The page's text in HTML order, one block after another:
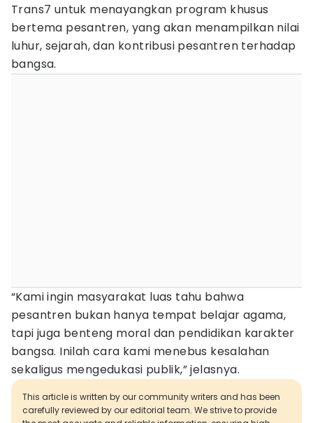
Trans7 untuk menayangkan program khusus
bertema pesantren, yang akan menampilkan nilai
luhur, sejarah, dan kontribusi pesantren terhadap
bangsa.
“Kami ingin masyarakat luas tahu bahwa
pesantren bukan hanya tempat belajar agama,
tapi juga benteng moral dan pendidikan karakter
bangsa. Inilah cara kami menebus kesalahan
sekaligus mengedukasi publik,” jelasnya.
This article is written by our community writers and has been
carefully reviewed by our editorial team. We strive to provide